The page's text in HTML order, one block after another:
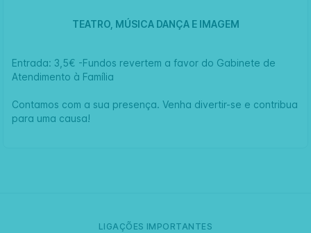
TEATRO, MÚSICA DANÇA E IMAGEM
Entrada: 3,5€ -Fundos revertem a favor do Gabinete de
Atendimento à Família
Contamos com a sua presença. Venha divertir-se e contribua
para uma causa!
LIGAÇÕES IMPORTANTES